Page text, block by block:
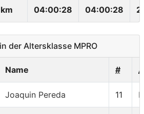
04:00:28 04:00:28
der Altersklasse MPRO
Name #
Joaquin Pereda 11